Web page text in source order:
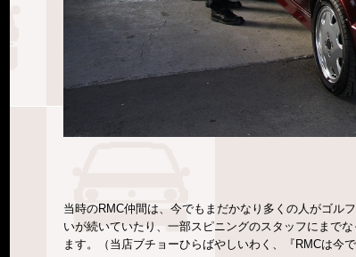
当時のRMC仲間は、今でもまだかなり多くの人がゴル
いが続いていたり、一部スピニングのスタッフにまで
ます。（当店ブチョーひらばやしいわく、『RMCは今